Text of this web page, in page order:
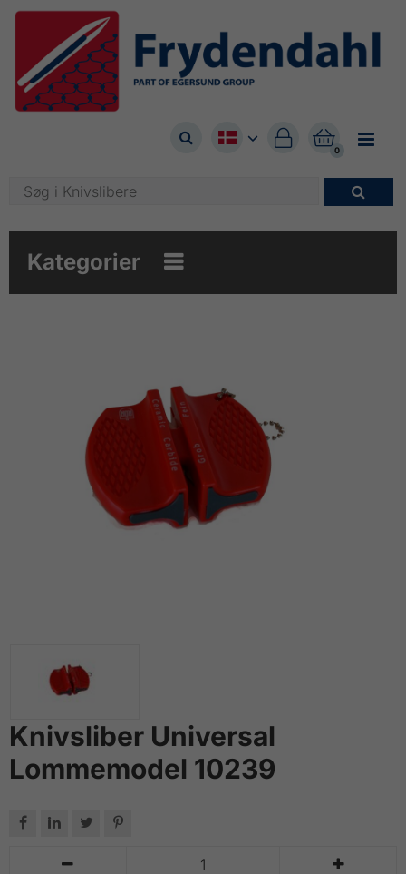


0


Kategorier 
Knivsliber Universal
Lommemodel 10239
   
 